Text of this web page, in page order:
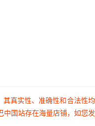
真实性、准确性和合法性
国站存在海量店铺，如您